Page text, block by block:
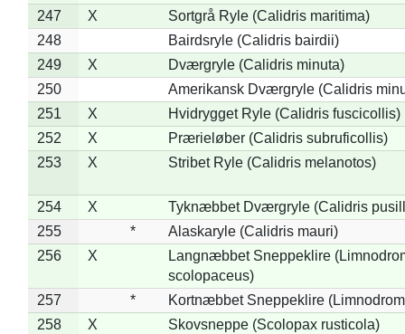
247
X
Sortgrå Ryle (Calidris maritima)
248
Bairdsryle (Calidris bairdii)
249
X
Dværgryle (Calidris minuta)
250
Amerikansk Dværgryle (Calidris
251
X
Hvidrygget Ryle (Calidris fuscicollis)
252
X
Prærieløber (Calidris subruficollis)
253
X Stribet Ryle (Calidris melanotos)
254 X
Tyknæbbet Dværgryle (Calidris
255
*
Alaskaryle (Calidris mauri)
256
X
Langnæbbet Sneppeklire
scolopaceus)
257
*
Kortnæbbet Sneppeklire
258
X
Skovsneppe (Scolopax rusticola)